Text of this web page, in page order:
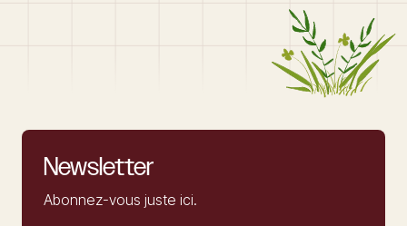
Newsletter
Abonnez-vous juste ici.